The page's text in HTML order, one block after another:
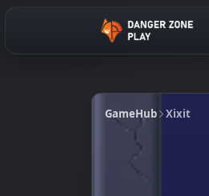
GameHub Xixit